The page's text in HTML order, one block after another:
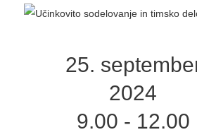
25.
2024
9.00 - 12.00